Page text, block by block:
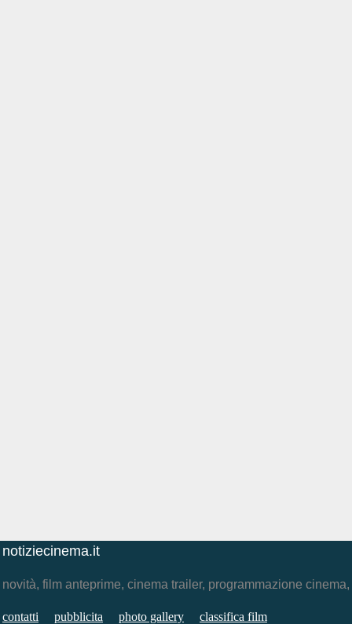
notiziecinema.it
novità, film anteprime, cinema trailer, programmazione
contatti pubblicita photo gallery classifica film